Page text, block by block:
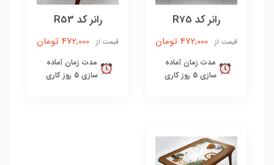
رانر کد R75
قیمت از 472,000 تومان
مدت زمان آماده
سازی 5 روز کاری
رانر کد R53
قیمت از 472,000 تومان
مدت زمان آماده
سازی 5 روز کاری